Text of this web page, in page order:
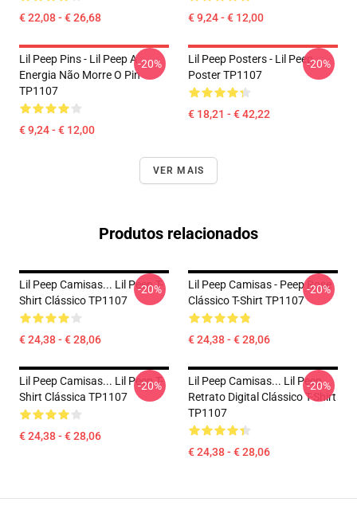
€ 22,08 - € 26,68 € 9,24 - € 12,00
Lil Peep Pins - Lil Peep A
Energia Não Morre O Pin
TP1107
€ 9,24 - € 12,00
-20%
Lil Peep Posters - Lil Peep
Poster TP1107
€ 18,21 - € 42,22
-20%
VER MAIS
Produtos relacionados
Lil Peep Camisas... Lil Peep T-
Shirt Clássico TP1107
€ 24,38 - € 28,06
-20%
Lil Peep Camisas - Peep Rose
Clássico T-Shirt TP1107
€ 24,38 - € 28,06
-20%
Lil Peep Camisas... Lil Peep T-
Shirt Clássica TP1107
€ 24,38 - € 28,06
-20%
Lil Peep Camisas... Lil Peep
Retrato Digital Clássico T-Shirt
TP1107
€ 24,38 - € 28,06
-20%